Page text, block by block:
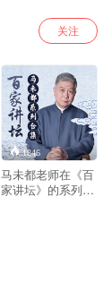
关注
1846
马未都老师在《百
家讲坛》的系列节